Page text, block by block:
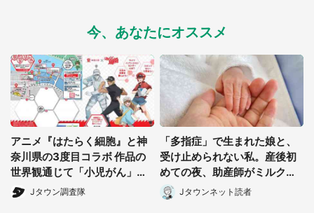
選択する
今、あなたにオススメ
アニメ『はたらく細胞』と神
奈川県の3度目コラボ 作品の
世界観通じて「小児がん」学
べる【8/10~31※平日限定】
Jタウン調査隊
「多指症」で生まれた娘と、
受け止められない私。産後初
めての夜、助産師がミルクを
あげてるのを見て...(静岡県・
20代女性)
Jタウンネット読者